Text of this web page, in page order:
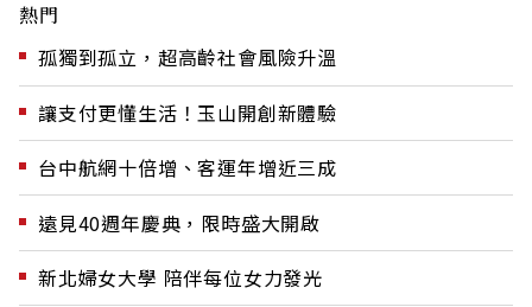
熱門
孤獨到孤立，超高齡社會風險升溫
讓支付更懂生活！玉山開創新體驗
台中航網十倍增、客運年增近三成
遠見40週年慶典，限時盛大開啟
新北婦女大學 陪伴每位女力發光